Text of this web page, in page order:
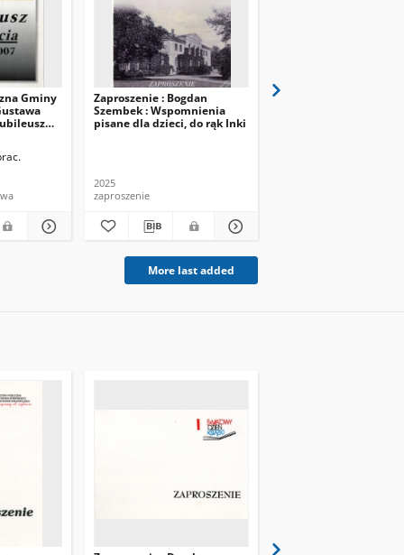
Gminy
Zaproszenie : Bogdan
Szembek : Wspomnienia
pisane dla dzieci, do rąk Inki
2025
zaproszenie
More last added